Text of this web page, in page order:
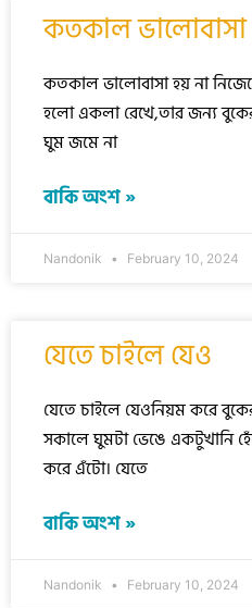
কতকাল ভালোবাসা
কতকাল ভালোবাসা হয় না
হলো একলা রেখে,তার জন্য বুকের
ঘুম জমে না
বাকি অংশ »
Nandonik February 10, 2024
যেতে চাইলে যেও
যেতে চাইলে যেওনিয়ম করে
সকালে ঘুমটা ভেঙে একটুখানি
করে এঁটো। যেতে
বাকি অংশ »
Nandonik February 10, 2024